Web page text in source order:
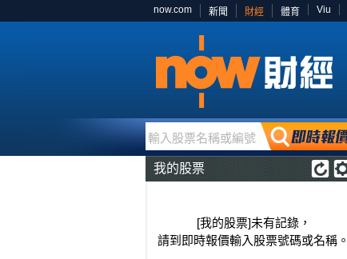
now.com 新聞 財經 體育 Viu
輸入股票名稱或編號
我的股票
[我的股票]未有記錄，
請到即時報價輸入股票號碼或名稱。